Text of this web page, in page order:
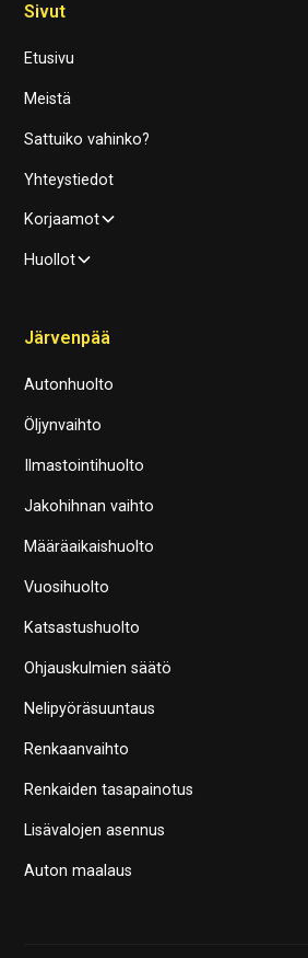
Sivut
Etusivu
Meistä
Sattuiko vahinko?
Yhteystiedot
Korjaamot
Huollot
Järvenpää
Autonhuolto
Öljynvaihto
Ilmastointihuolto
Jakohihnan vaihto
Määräaikaishuolto
Vuosihuolto
Katsastushuolto
Ohjauskulmien säätö
Nelipyöräsuuntaus
Renkaanvaihto
Renkaiden tasapainotus
Lisävalojen asennus
Auton maalaus